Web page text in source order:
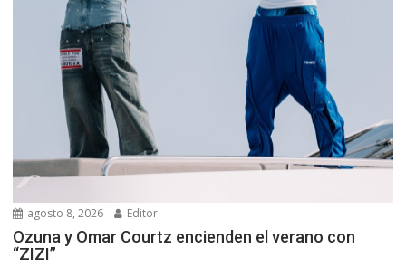
agosto 8, 2026 Editor
Ozuna y Omar Courtz encienden el verano con
“ZIZI”